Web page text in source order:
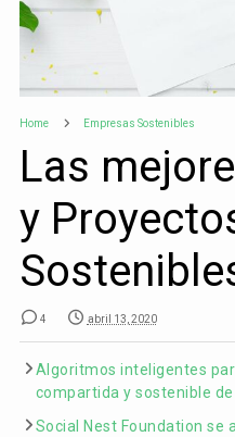
Home Empresas Sostenibles
Las
y
4 abril 13, 2020
Algoritmos inteligentes
compartida y sostenible
Social Nest Foundation se